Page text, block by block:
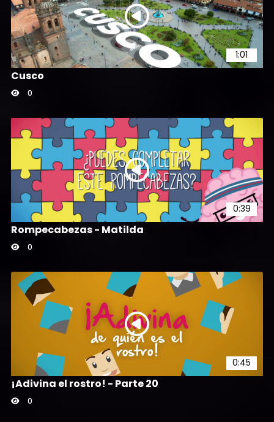
1:01
Cusco
0
0:39
Rompecabezas - Matilda
0
0:45
¡Adivina el rostro! - Parte 20
0